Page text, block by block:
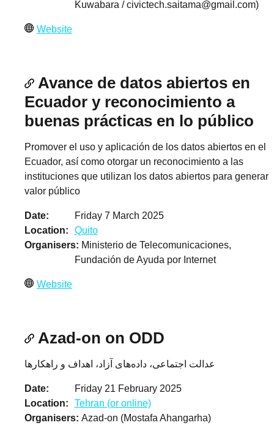
Kuwabara /civictech.saitama@gmail.com)
Website
Avance de datos abiertos en
Ecuador y reconocimiento a
buenas prácticas en lo público
Promover el uso y aplicación de los datos abiertos en el
Ecuador, así como otorgar un reconocimiento a las
instituciones que utilizan los datos abiertos para generar
valor público
Date
Friday 7 March 2025
Location
Quito
Organisers
Ministerio de Telecomunicaciones,
Fundación de Ayuda por Internet
Website
Azad-on on ODD
عدالت اجتماعی، داده‌های آزاد، اهداف و راهکارها
Date
Friday 21 February 2025
Location
Tehran (or online)
Organisers Azad-on (Mostafa Ahangarha)